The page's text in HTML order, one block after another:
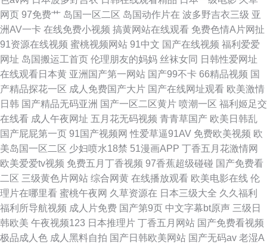
网页 97免费艹 岛国一区二区 岛国动作片在 波多野吉衣三级 亚
洲AV一卡 在线免费小视频 搞黄网站在线观看 免费色情A片网扯
91资源在线视频 蜜桃视频网站 91中文 国产在线视频 福利爱爱
网址 岛国搬运工首页 伦理朋友的妈妈 丝袜女同 日韩性爱网址
在线观看日本黄 亚洲国产第一网站 国产99不卡 66精品视频 国
产精品探花一区 成人免费国产大片 国产在线网址观看 欧美激情
日韩 国产精品无码亚洲 国产一区二区黄片 喷潮一区 福利姬足交
在线看 成人午夜网址 五月花无码视频 青青草国产 欧美日韩乱
国产屁屁第一页 91国产视频网 性爱草逼91AV 免费欧美视频 欧
美岛国一区二区 少妇喷水18禁 51漫画APP 丁香五月花激情网
欧美爱爱tv视频 免费五月丁香视频 97香蕉超级碰碰 国产免费看
二区 三级黄色片网站 综合网黄 在线播放观看 欧美电影在线 伦
理片在哪里看 蜜桃午夜网 久草资源在 日本三级大全 久久福利
福利所导航视频 成人片免费 国产第9页 中文字幕bt原声 三级日
韩欧美 午夜视频123 日本推理片 丁香五月网站 国产免费看视频
极品成人色 成人黑料自拍 国产日韩欧美网站 国产无码av 老湿A